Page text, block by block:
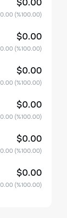
$0.00
(%100.00)
$0.00
(%100.00)
$0.00
(%100.00)
$0.00
(%100.00)
$0.00
(%100.00)
$0.00
(%100.00)